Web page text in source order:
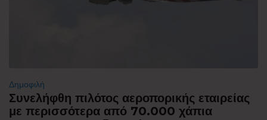
Δημοφιλή
Συνελήφθη πιλότος αεροπορικής εταιρείας
με περισσότερα από 70.000 χάπια